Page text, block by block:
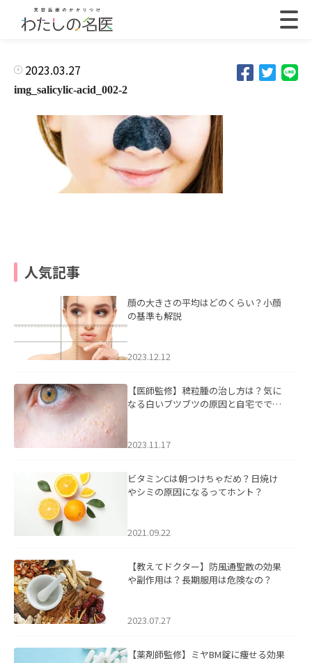
2023.03.27
img_salicylic-acid_002-2
人気記事
顔の大きさの平均はどのくらい？小顔
の基準も解説
2023.12.12
【医師監修】稗粒腫の治し方は？気に
なる白いブツブツの原因と自宅ででき
2023.11.17
ビタミンCは朝つけちゃだめ？日焼け
やシミの原因になるってホント？
2021.09.22
【教えてドクター】防風通聖散の効果
や副作用は？長期服用は危険なの？
2023.07.27
【薬剤師監修】ミヤBM錠に痩せる効果